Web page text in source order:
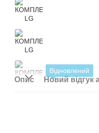
Відновлений
Опис Новий відгук